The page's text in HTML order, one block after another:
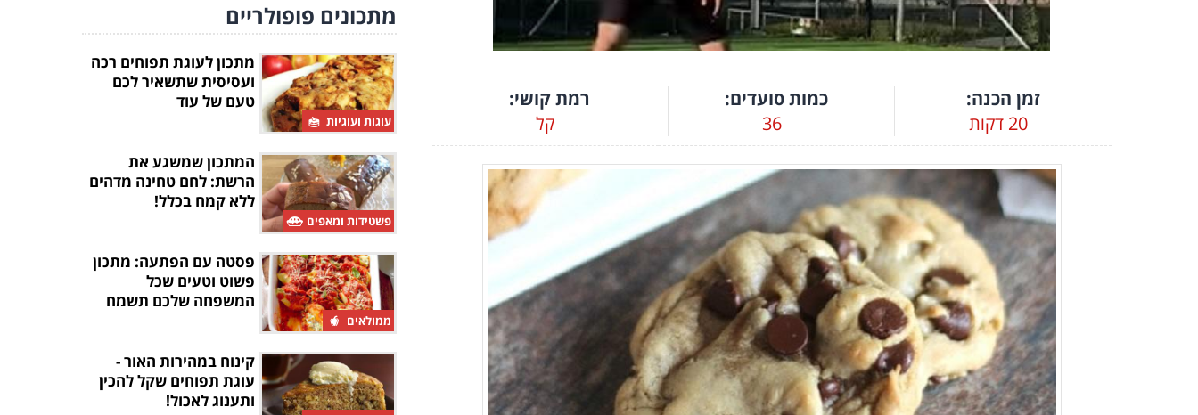
00:00 /01:05
זמן הכנה:
20 דקות
כמות סועדים:
36
רמת קושי:
קל
מתכונים פופולריים
עוגות ועוגיות
מתכון לעוגת תפוחים רכה
ועסיסית שתשאיר לכם
טעם של עוד
פשטידות ומאפים
המתכון שמשגע את
הרשת: לחם טחינה מדהים
ללא קמח בכלל!
ממולאים
פסטה עם הפתעה: מתכון
פשוט וטעים שכל
המשפחה שלכם תשמח
קינוח במהירות האור -
עוגת תפוחים שקל להכין
ותענוג לאכול!